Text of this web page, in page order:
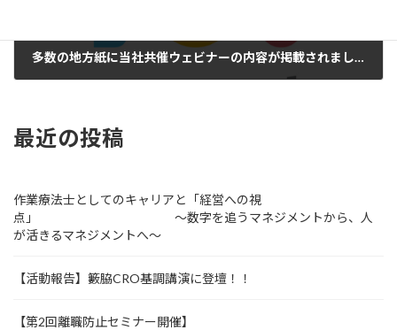
多数の地方紙に当社共催ウェビナーの内容が掲載されました
最近の投稿
作業療法士としてのキャリアと「経営への視
点」 ～数字を追うマネジメントから、人
が活きるマネジメントへ～
【活動報告】籔脇CRO基調講演に登壇！！
【第2回離職防止セミナー開催】